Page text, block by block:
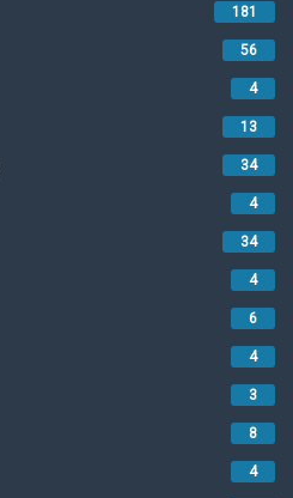
181
56
4
13
34
4
34
4
6
4
3
8
4